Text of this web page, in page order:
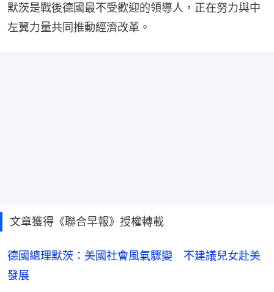
默茨是戰後德國最不受歡迎的領導人，正在努力與中
左翼力量共同推動經濟改革。
文章獲得《聯合早報》授權轉載
德國總理默茨：美國社會風氣驟變 不建議兒女赴美
發展